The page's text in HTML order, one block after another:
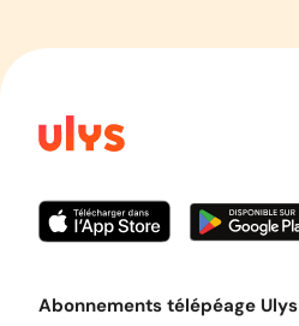
Abonnements télépéage Ulys